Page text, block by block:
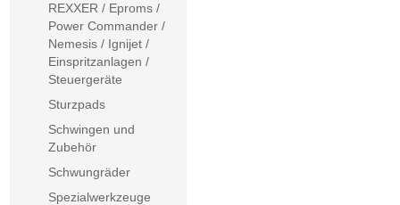
REXXER / Eproms /
Power Commander /
Nemesis / Ignijet /
Einspritzanlagen /
Steuergeräte
Sturzpads
Schwingen und
Zubehör
Schwungräder
Spezialwerkzeuge